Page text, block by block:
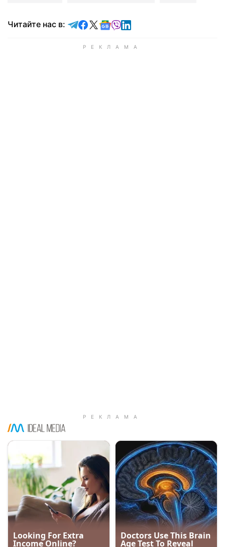
Читайте нас в: Читайте в Telegram
Читайте в Facebook
Читайте в X
Читайте в Google news
Читайте в Viber
Читайте в LinkedIn